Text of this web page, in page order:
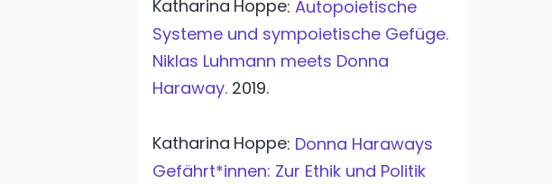
Katharina Hoppe: Autopoietische
Systeme und sympoietische Gefüge.
Niklas Luhmann meets Donna
Haraway. 2019.
Katharina Hoppe: Donna Haraways
Gefährt*innen: Zur Ethik und Politik